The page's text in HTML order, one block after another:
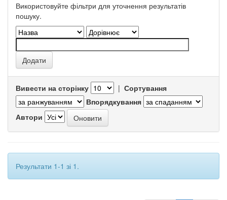
Використовуйте фільтри для уточнення результатів
пошуку.
Вивести на сторінку | Сортування
Впорядкування
Автори
Результати 1-1 зі 1.